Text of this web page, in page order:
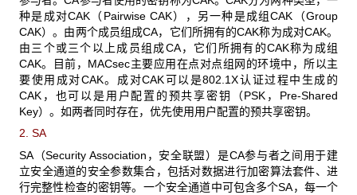
种是成对CAK（Pairwise CAK），另一种是成组CAK（Group
CAK）。由两个成员组成CA，它们所拥有的CAK称为成对CAK。
由三个或三个以上成员组成CA，它们所拥有的CAK称为成组
CAK。目前，MACsec主要应用在点对点组网的环境中，所以主
要使用成对CAK。成对CAK可以是802.1X认证过程中生成的
CAK，也可以是用户配置的预共享密钥（PSK，Pre-Shared
Key）。如两者同时存在，优先使用用户配置的预共享密钥。
2. SA
SA（Security Association，安全联盟）是CA参与者之间用于建
立安全通道的安全参数集合，包括对数据进行加密算法套件、进
行完整性检查的密钥等。一个安全通道中可包含多个SA，每一个